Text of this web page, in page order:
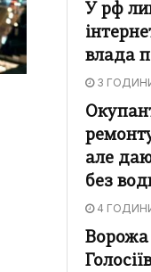
У рф
влада
3
але
без
4
Ворожа